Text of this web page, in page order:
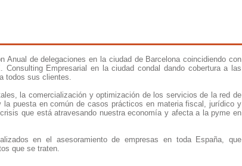
Anual de delegaciones en la ciudad de Barcelona coincidiendo con
Empresarial en la ciudad condal dando cobertura a las
todos sus clientes.
la comercialización y optimización de los servicios de la red de
la puesta en común de casos prácticos en materia fiscal, jurídico y
que está atravesando nuestra economía y afecta a la pyme en
en el asesoramiento de empresas en toda España, que
que se traten.